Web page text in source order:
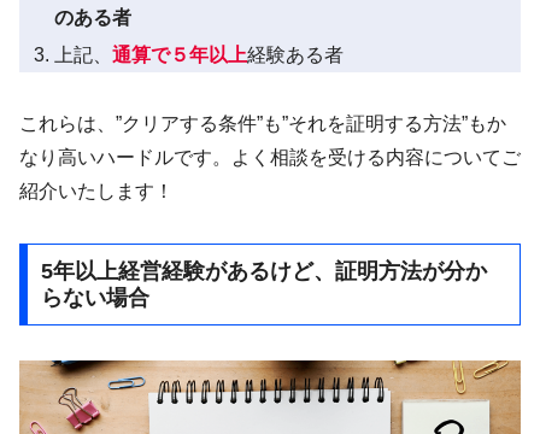
のある者
上記、通算で５年以上経験ある者
これらは、”クリアする条件”も”それを証明する方法”もか
なり高いハードルです。よく相談を受ける内容についてご
紹介いたします！
5年以上経営経験があるけど、証明方法が分か
らない場合